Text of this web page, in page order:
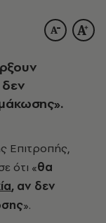
δεν
Επιτροπής,
ότι «θα
, αν δεν
».